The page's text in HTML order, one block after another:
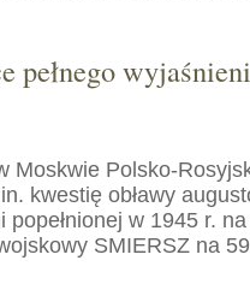
pełnego
Moskwie Polsko-
kwestię obławy
w 1945 r.
SMIERSZ na